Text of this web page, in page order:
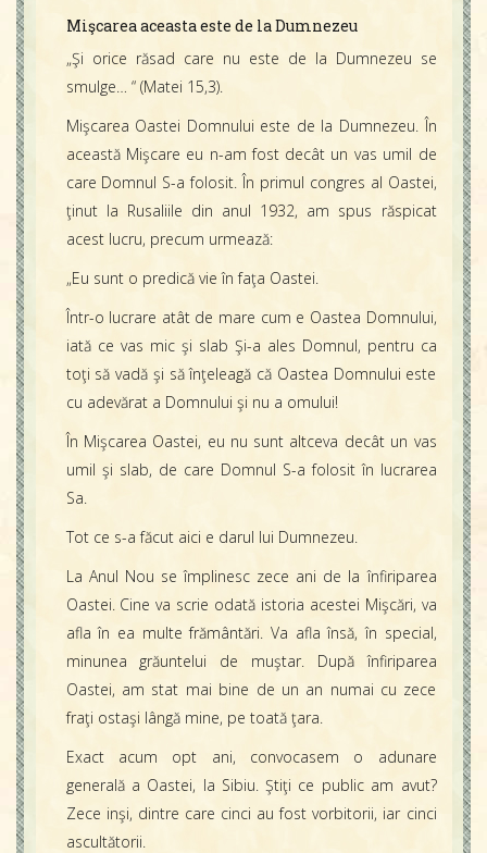
Mişcarea aceasta este de la Dumnezeu
„Şi orice răsad care nu este de la Dumnezeu se
smulge… “ (Matei 15,3).
Mişcarea Oastei Domnului este de la Dumnezeu. În
această Mişcare eu n-am fost decât un vas umil de
care Domnul S-a folosit. În primul congres al Oastei,
ţinut la Rusaliile din anul 1932, am spus răspicat
acest lucru, precum urmează:
„Eu sunt o predică vie în faţa Oastei.
Într-o lucrare atât de mare cum e Oastea Domnului,
iată ce vas mic şi slab Şi-a ales Domnul, pentru ca
toţi să vadă şi să înţeleagă că Oastea Domnului este
cu adevărat a Domnului şi nu a omului!
În Mişcarea Oastei, eu nu sunt altceva decât un vas
umil şi slab, de care Domnul S-a folosit în lucrarea
Sa.
Tot ce s-a făcut aici e darul lui Dumnezeu.
La Anul Nou se împlinesc zece ani de la înfiriparea
Oastei. Cine va scrie odată istoria acestei Mişcări, va
afla în ea multe frământări. Va afla însă, în special,
minunea grăuntelui de muştar. După înfiriparea
Oastei, am stat mai bine de un an numai cu zece
fraţi ostaşi lângă mine, pe toată ţara.
Exact acum opt ani, convocasem o adunare
generală a Oastei, la Sibiu. Ştiţi ce public am avut?
Zece inşi, dintre care cinci au fost vorbitorii, iar cinci
ascultătorii.